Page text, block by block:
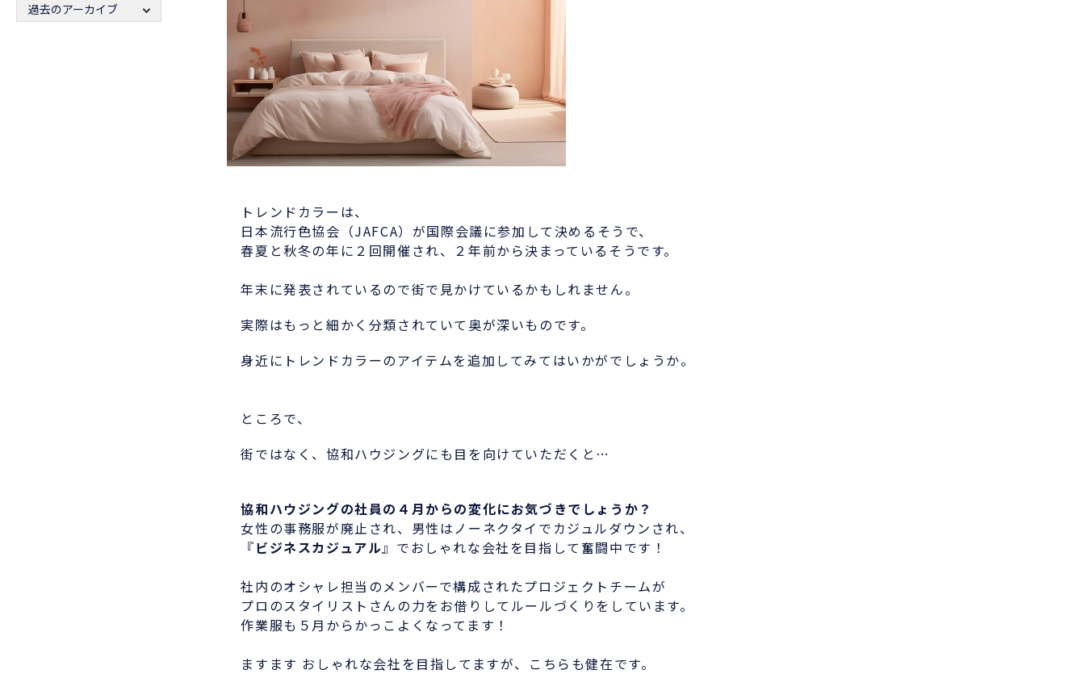
トレンドカラーは、
日本流行色協会（JAFCA）が国際会議に参加して決めるそうで、
春夏と秋冬の年に２回開催され、２年前から決まっているそうです。
年末に発表されているので街で見かけているかもしれません。
実際はもっと細かく分類されていて奥が深いものです。
身近にトレンドカラーのアイテムを追加してみてはいかがでしょうか。
ところで、
街ではなく、協和ハウジングにも目を向けていただくと…
協和ハウジングの社員の４月からの変化にお気づきでしょうか？
女性の事務服が廃止され、男性はノーネクタイでカジュルダウンされ、
『ビジネスカジュアル』でおしゃれな会社を目指して奮闘中です！
社内のオシャレ担当のメンバーで構成されたプロジェクトチームが
プロのスタイリストさんの力をお借りしてルールづくりをしています。
作業服も５月からかっこよくなってます！
ますます おしゃれな会社を目指してますが、こちらも健在です。
過去のアーカイブ